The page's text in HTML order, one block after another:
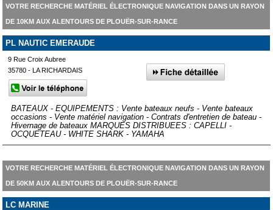
VOTRE RECHERCHE MATÉRIEL ÉLECTRONIQUE NAVIGATION DANS UN RAYON
DE 10KM AUX ALENTOURS DE PLOUËR-SUR-RANCE
PL NAUTIC EMERAUDE
9 Rue Croix Aubree
35780 - LA RICHARDAIS
BATEAUX - EQUIPEMENTS : Vente bateaux neufs - Vente bateaux
occasions - Vente matériel navigation - Contrats d'entretien de bateau -
Hivernage de bateaux MARQUES DISTRIBUEES : CAPELLI -
OCQUETEAU - WHITE SHARK - YAMAHA
VOTRE RECHERCHE MATÉRIEL ÉLECTRONIQUE NAVIGATION DANS UN RAYON
DE 50KM AUX ALENTOURS DE PLOUËR-SUR-RANCE
LC MARINE